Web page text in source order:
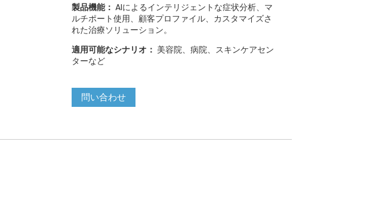
製品機能： AIによるインテリジェントな症状分析、マ
ルチポート使用、顧客プロファイル、カスタマイズさ
れた治療ソリューション。
適用可能なシナリオ： 美容院、病院、スキンケアセン
ターなど
問い合わせ